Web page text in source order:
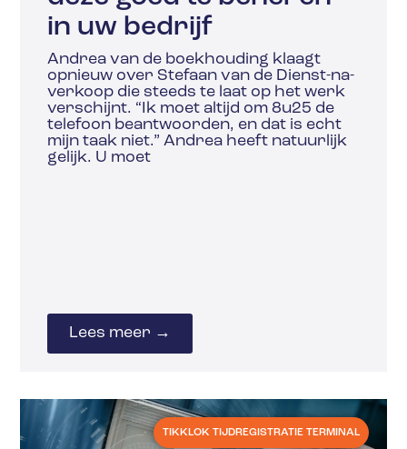
in uw bedrijf
Andrea van de boekhouding klaagt
opnieuw over Stefaan van de Dienst-na-
verkoop die steeds te laat op het werk
verschijnt. “Ik moet altijd om 8u25 de
telefoon beantwoorden, en dat is echt
mijn taak niet.” Andrea heeft natuurlijk
gelijk. U moet
Lees meer →
TIKKLOK TIJDREGISTRATIE TERMINAL